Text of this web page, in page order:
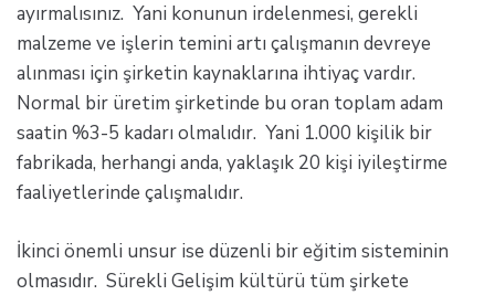
ayırmalısınız. Yani konunun irdelenmesi, gerekli
malzeme ve işlerin temini artı çalışmanın devreye
alınması için şirketin kaynaklarına ihtiyaç vardır.
Normal bir üretim şirketinde bu oran toplam adam
saatin %3-5 kadarı olmalıdır. Yani 1.000 kişilik bir
fabrikada, herhangi anda, yaklaşık 20 kişi iyileştirme
faaliyetlerinde çalışmalıdır.
İkinci önemli unsur ise düzenli bir eğitim sisteminin
olmasıdır. Sürekli Gelişim kültürü tüm şirkete